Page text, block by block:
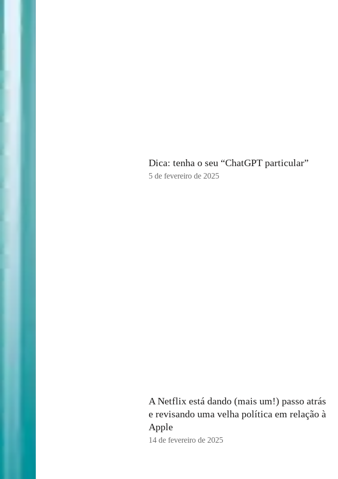
Dica: tenha o seu “ChatGPT particular”
5 de fevereiro de 2025
A Netflix está dando (mais um!) passo atrás
e revisando uma velha política em relação à
Apple
14 de fevereiro de 2025